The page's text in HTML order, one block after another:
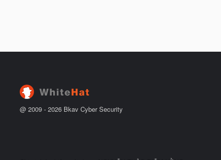
@ 2009 - 2026 Bkav Cyber Security